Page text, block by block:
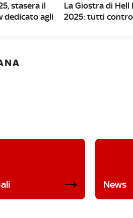
stasera il
dedicato agli
La Giostra di Hell
2025: tutti
News